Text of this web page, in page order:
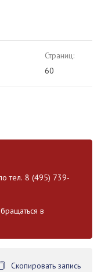
Страниц:
60
тел. 8 (495) 739-
в
Скопировать запись